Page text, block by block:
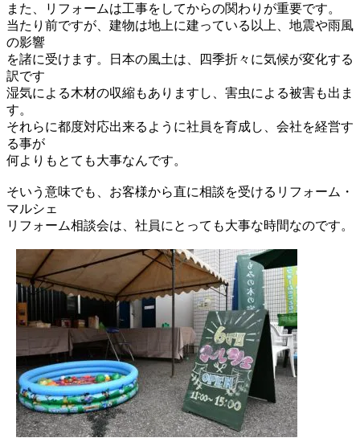
また、リフォームは工事をしてからの関わりが重要です。
当たり前ですが、建物は地上に建っている以上、地震や雨風
の影響
を諸に受けます。日本の風土は、四季折々に気候が変化する
訳です
湿気による木材の収縮もありますし、害虫による被害も出ま
す。
それらに都度対応出来るように社員を育成し、会社を経営す
る事が
何よりもとても大事なんです。
そいう意味でも、お客様から直に相談を受けるリフォーム・
マルシェ
リフォーム相談会は、社員にとっても大事な時間なのです。